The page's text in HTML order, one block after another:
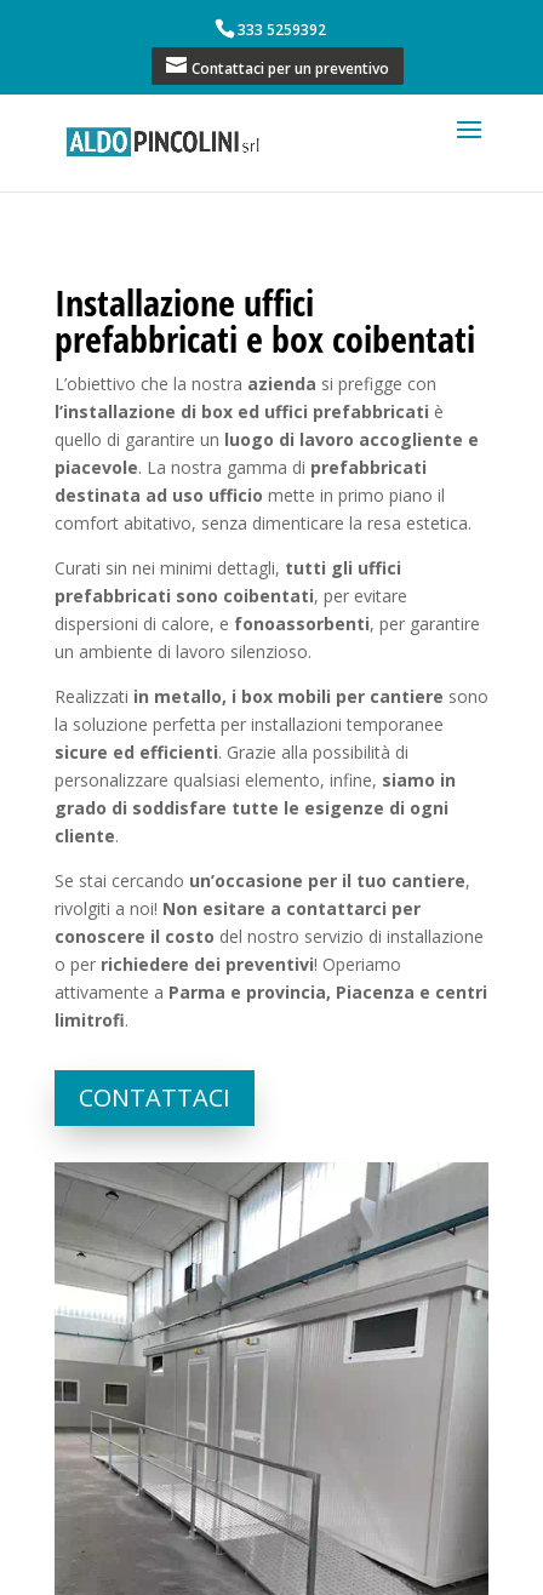
333 5259392
Contattaci per un preventivo
Installazione uffici
prefabbricati e box coibentati
L’obiettivo che la nostra azienda si prefigge con
l’installazione di box ed uffici prefabbricati è
quello di garantire un luogo di lavoro accogliente e
piacevole. La nostra gamma di prefabbricati
destinata ad uso ufficio mette in primo piano il
comfort abitativo, senza dimenticare la resa estetica.
Curati sin nei minimi dettagli, tutti gli uffici
prefabbricati sono coibentati, per evitare
dispersioni di calore, e fonoassorbenti, per garantire
un ambiente di lavoro silenzioso.
Realizzati in metallo, i box mobili per cantiere sono
la soluzione perfetta per installazioni temporanee
sicure ed efficienti. Grazie alla possibilità di
personalizzare qualsiasi elemento, infine, siamo in
grado di soddisfare tutte le esigenze di ogni
cliente.
Se stai cercando un’occasione per il tuo cantiere,
rivolgiti a noi! Non esitare a contattarci per
conoscere il costo del nostro servizio di installazione
o per richiedere dei preventivi! Operiamo
attivamente a Parma e provincia, Piacenza e centri
limitrofi.
CONTATTACI